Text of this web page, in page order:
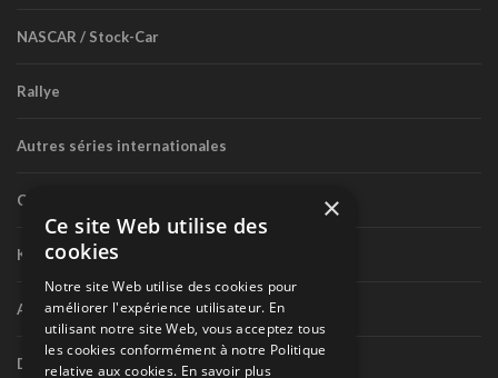
NASCAR / Stock-Car
Rallye
Autres séries internationales
Circuit routier canadien
Karting
Autres séries nationales
Divers
×
Ce site Web utilise des
cookies
Notre site Web utilise des cookies pour
améliorer l'expérience utilisateur. En
utilisant notre site Web, vous acceptez tous
les cookies conformément à notre Politique
relative aux cookies. En savoir plus